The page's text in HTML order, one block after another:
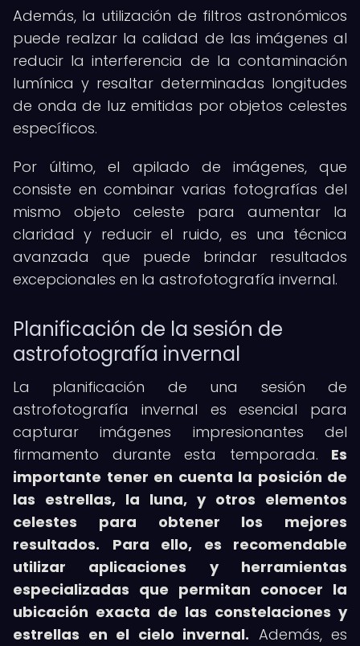
Además, la utilización de filtros astronómicos
puede realzar la calidad de las imágenes al
reducir la interferencia de la contaminación
lumínica y resaltar determinadas longitudes
de onda de luz emitidas por objetos celestes
específicos.
Por último, el apilado de imágenes, que
consiste en combinar varias fotografías del
mismo objeto celeste para aumentar la
claridad y reducir el ruido, es una técnica
avanzada que puede brindar resultados
excepcionales en la astrofotografía invernal.
Planificación de la sesión de
astrofotografía invernal
La planificación de una sesión de
astrofotografía invernal es esencial para
capturar imágenes impresionantes del
firmamento durante esta temporada. Es
importante tener en cuenta la posición de
las estrellas, la luna, y otros elementos
celestes para obtener los mejores
resultados.
Para ello, es recomendable
utilizar aplicaciones y herramientas
especializadas que permitan conocer la
ubicación exacta de las constelaciones y
estrellas en el cielo invernal. Además, es